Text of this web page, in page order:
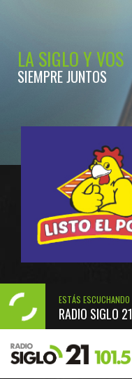
LA SIGLO Y VOS
SIEMPRE JUNTOS
ESTÁS ESCUCHANDO
RADIO SIGLO 21